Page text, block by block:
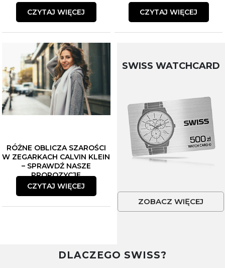
CZYTAJ WIĘCEJ CZYTAJ WIĘCEJ
RÓŻNE OBLICZA SZAROŚCI
W ZEGARKACH CALVIN KLEIN
– SPRAWDŹ NASZE
PROPOZYCJE
CZYTAJ WIĘCEJ
SWISS WATCHCARD
ZOBACZ WIĘCEJ
DLACZEGO SWISS?